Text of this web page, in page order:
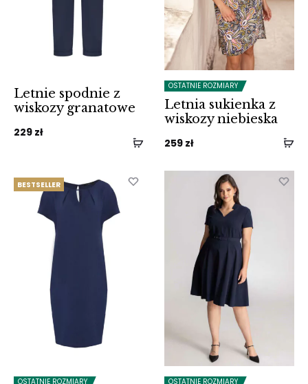
Letnie spodnie z
wiskozy granatowe
229 zł
OSTATNIE ROZMIARY
Letnia sukienka z
wiskozy niebieska
259 zł
BESTSELLER
OSTATNIE ROZMIARY OSTATNIE ROZMIARY